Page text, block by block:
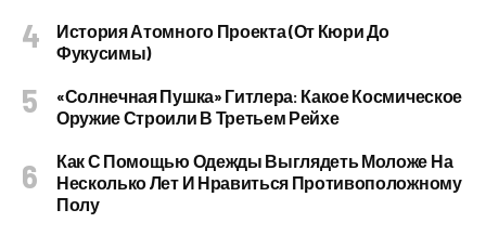
История Атомного Проекта (от Кюри До
Фукусимы)
«Солнечная Пушка» Гитлера: Какое Космическое
Оружие Строили В Третьем Рейхе
Как С Помощью Одежды Выглядеть Моложе На
Несколько Лет И Нравиться Противоположному
Полу